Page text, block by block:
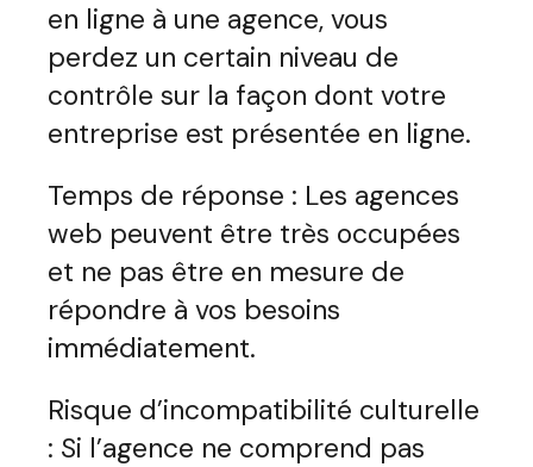
en ligne à une agence, vous
perdez un certain niveau de
contrôle sur la façon dont votre
entreprise est présentée en ligne.
Temps de réponse : Les agences
web peuvent être très occupées
et ne pas être en mesure de
répondre à vos besoins
immédiatement.
Risque d’incompatibilité culturelle
: Si l’agence ne comprend pas